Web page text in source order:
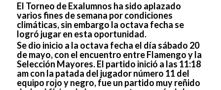
El Torneo de Exalumnos ha sido aplazado
varios fines de semana por condiciones
climáticas, sin embargo la octava fecha se
logró jugar en esta oportunidad.
Se dio inicio a la octava fecha el día sábado 20
de mayo, con el encuentro entre Flamengo y la
Selección Mayores. El partido inició a las 11:18
am con la patada del jugador número 11 del
equipo rojo y negro, fue un partido muy reñido